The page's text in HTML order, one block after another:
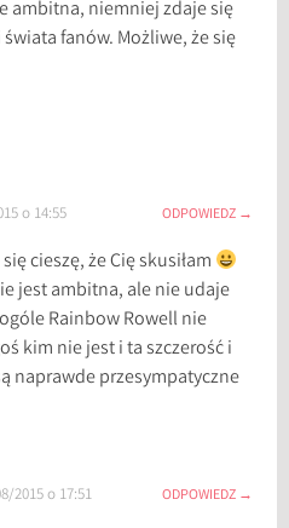
ambitna, niemniej zdaje się
fanów. Możliwe, że się
o 14:55 ODPOWIEDZ
cieszę, że Cię skusiłam
jest ambitna, ale nie udaje
Rainbow Rowell nie
kim nie jest i ta szczerość i
naprawde przesympatyczne
2015 o 17:51 ODPOWIEDZ